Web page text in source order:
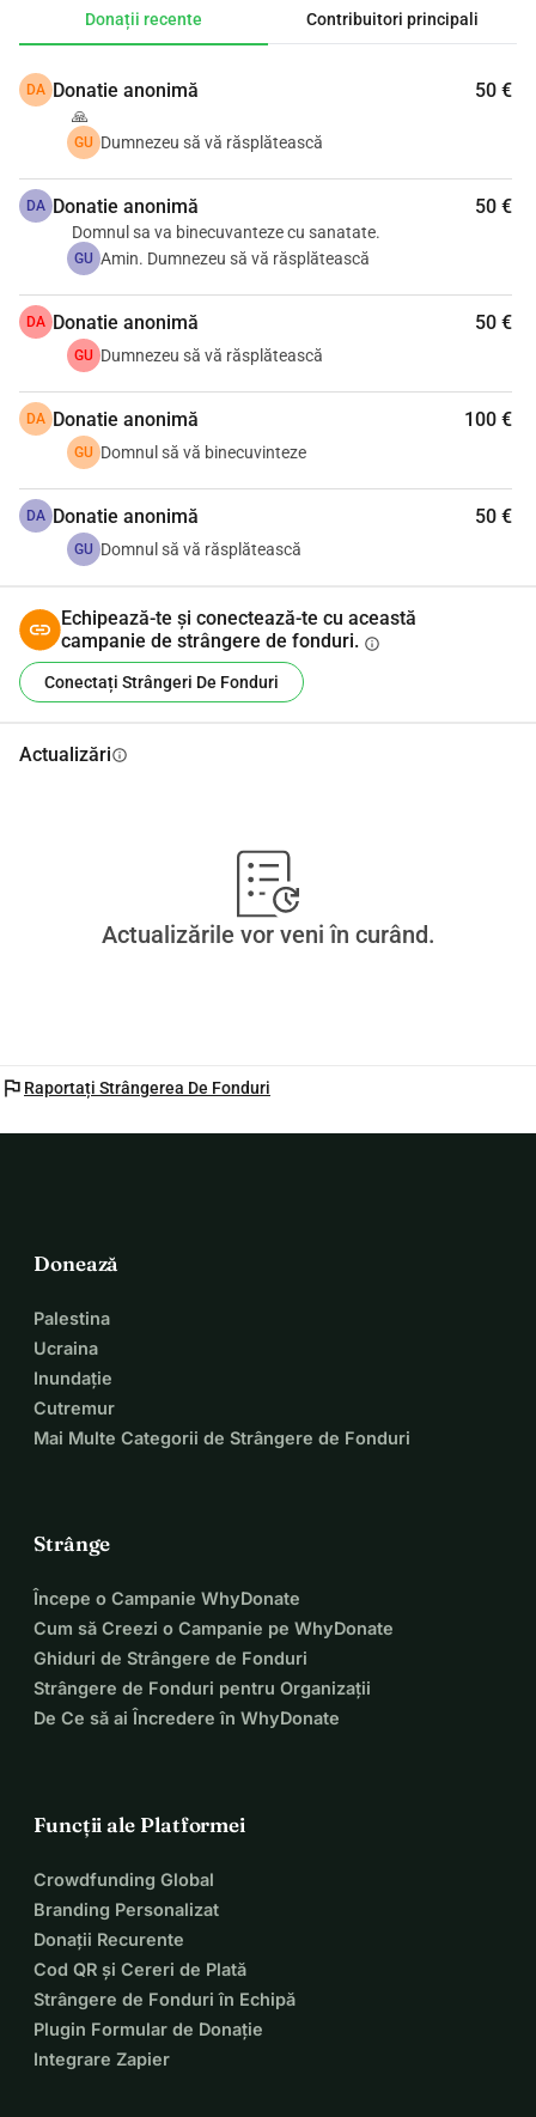
de a merge mai departe.
Donații recente Contribuitori principali
DA Donatie anonimă 50 €
🙏
GU Dumnezeu să vă răsplătească
DA Donatie anonimă 50 €
Domnul sa va binecuvanteze cu sanatate.
GU Amin. Dumnezeu să vă răsplătească
DA Donatie anonimă 50 €
GU Dumnezeu să vă răsplătească
DA Donatie anonimă 100 €
GU Domnul să vă binecuvinteze
DA Donatie anonimă 50 €
GU Domnul să vă răsplătească
Echipează-te și conectează-te cu această
campanie de strângere de fonduri. info
Conectați Strângeri De Fonduri
Actualizăriinfo
Actualizările vor veni în curând.
flag Raportați Strângerea De Fonduri
Donează
Palestina
Ucraina
Inundație
Cutremur
Mai Multe Categorii de Strângere de Fonduri
Strânge
Începe o Campanie WhyDonate
Cum să Creezi o Campanie pe WhyDonate
Ghiduri de Strângere de Fonduri
Strângere de Fonduri pentru Organizații
De Ce să ai Încredere în WhyDonate
Funcții ale Platformei
Crowdfunding Global
Branding Personalizat
Donații Recurente
Cod QR și Cereri de Plată
Strângere de Fonduri în Echipă
Plugin Formular de Donație
Integrare Zapier